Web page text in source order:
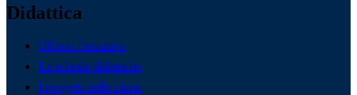
Didattica
Offerta formativa
Le schede didattiche
I progetti delle classi